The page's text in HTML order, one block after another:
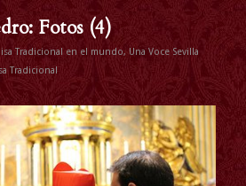
Fotos (4)
Tradicional en el mundo, Una Voce Sevilla
Tradicional